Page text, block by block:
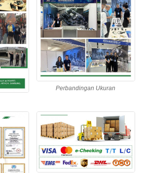
Perbandingan Ukuran